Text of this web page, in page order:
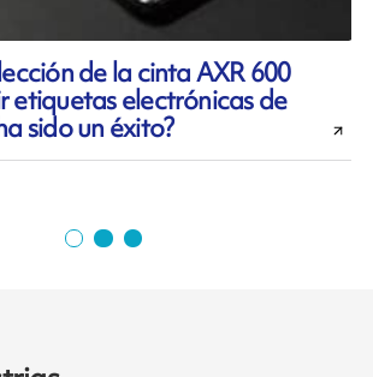
de la cinta AXR 600
etiquetas electrónicas de
sido un éxito?